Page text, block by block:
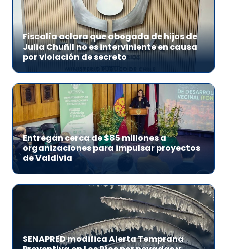
Fiscalía aclara que abogada de hijos de
Julia Chuñil no es interviniente en causa
por violación de secreto
Entregan cerca de $85 millones a
organizaciones para impulsar proyectos
de Valdivia
SENAPRED modifica Alerta Temprana